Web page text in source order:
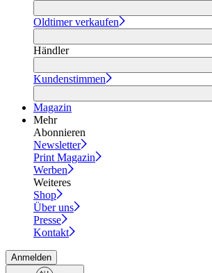
Oldtimer verkaufen
Händler
Kundenstimmen
Magazin
Mehr
Abonnieren
Newsletter
Print Magazin
Werben
Weiteres
Shop
Über uns
Presse
Kontakt
Anmelden